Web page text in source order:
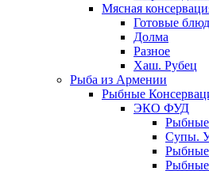
Мясная
Готовые
Долма
Разное
Хаш. Рубец
Рыба из Армении
Рыбные
ЭКО ФУД
Рыбные
Супы.
Рыбные